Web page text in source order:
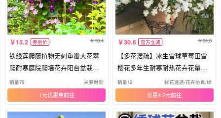
15.2 券后价 18.4
铁线莲爬藤植物无刺重瓣大花攀
爬耐寒庭院爬墙花卉阳台盆栽带
花苞
销量78 米萝时刻
1元优惠券
30.6 官方立减 34.8
【多花溲疏】冰生雪球草莓田雪
樱花多年生耐寒耐热花卉花量大
好养
销量12 鲜花速递/花卉仿真/绿植
优惠4.2元